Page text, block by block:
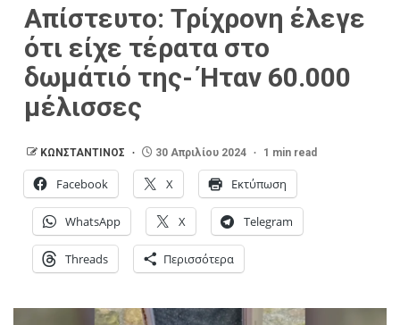
Απίστευτο: Τρίχρονη έλεγε
ότι είχε τέρατα στο
δωμάτιό της- Ήταν 60.000
μέλισσες
ΚΩΝΣΤΑΝΤΙΝΟΣ 30 Απριλίου 2024 1 min read
Facebook X Εκτύπωση
WhatsApp X Telegram
Threads Περισσότερα